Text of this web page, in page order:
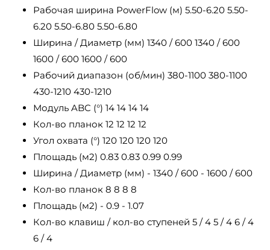
Рабочая ширина PowerFlow (м) 5.50-6.20 5.50-
6.20 5.50-6.80 5.50-6.80
Ширина / Диаметр (мм) 1340 / 600 1340 / 600
1600 / 600 1600 / 600
Рабочий диапазон (об/мин) 380-1100 380-1100
430-1210 430-1210
Модуль ABC (°) 14 14 14 14
Кол-во планок 12 12 12 12
Угол охвата (°) 120 120 120 120
Площадь (м2) 0.83 0.83 0.99 0.99
Ширина / Диаметр (мм) - 1340 / 600 - 1600 / 600
Кол-во планок 8 8 8 8
Площадь (м2) - 0.9 - 1.07
Кол-во клавиш / кол-во ступеней 5 / 4 5 / 4 6 / 4
6 / 4